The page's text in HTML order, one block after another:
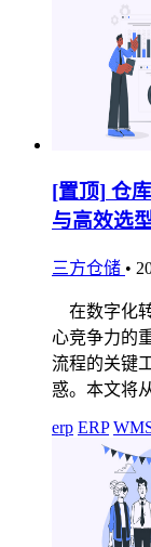
[置顶] 仓
与高效选
三方仓储 •
在数字化
心竞争力的
流程的关键
惑。本文将
erp ERP